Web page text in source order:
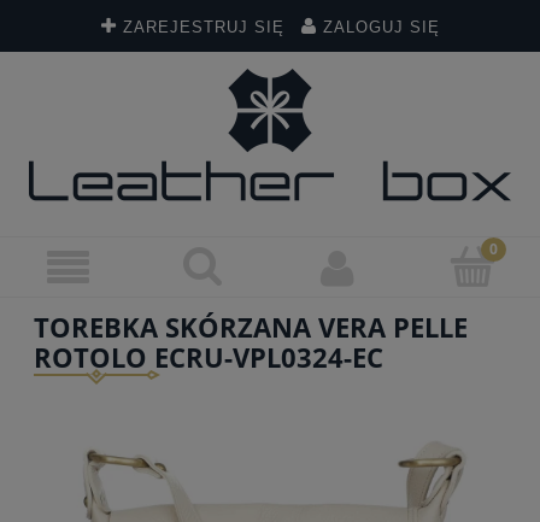
ZAREJESTRUJ SIĘ ZALOGUJ SIĘ
TOREBKA SKÓRZANA VERA PELLE
ROTOLO ECRU-VPL0324-EC